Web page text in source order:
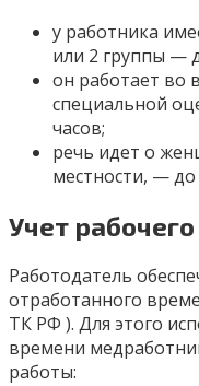
у работника
или 2 группы —
он работает во
специальной
часов;
речь идет о
местности, — до
Учет
Работодатель
отработанного
ТК РФ ). Для этого
времени
работы: